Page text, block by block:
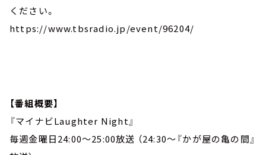
ください。
https://www.tbsradio.jp/event/96204/
【番組概要】
『マイナビLaughter Night』
毎週金曜日24:00～25:00放送 （24:30～『かが屋の亀の間』